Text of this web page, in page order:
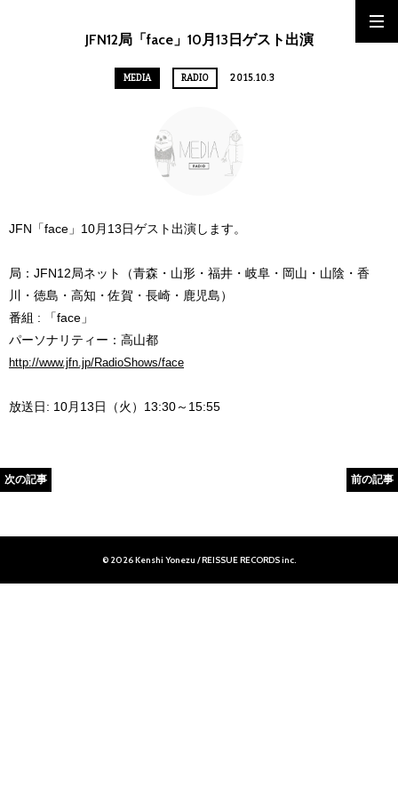
JFN12局「face」10月13日ゲスト出演
MEDIA RADIO 2015.10.3
JFN「face」10月13日ゲスト出演します。
局：JFN12局ネット（青森・山形・福井・岐阜・岡山・山陰・香
川・徳島・高知・佐賀・長崎・鹿児島）
番組 : 「face」
パーソナリティー：高山都
http://www.jfn.jp/RadioShows/face
放送日: 10月13日（火）13:30～15:55
次の記事 前の記事
© 2026 Kenshi Yonezu / REISSUE RECORDS inc.